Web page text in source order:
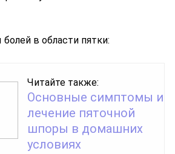
в области пятки:
Читайте также:
Основные симптомы и
лечение пяточной
шпоры в домашних
условиях